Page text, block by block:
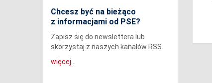
Chcesz być na bieżąco
z informacjami od PSE?
Zapisz się do newslettera lub
skorzystaj z naszych kanałów RSS.
więcej...